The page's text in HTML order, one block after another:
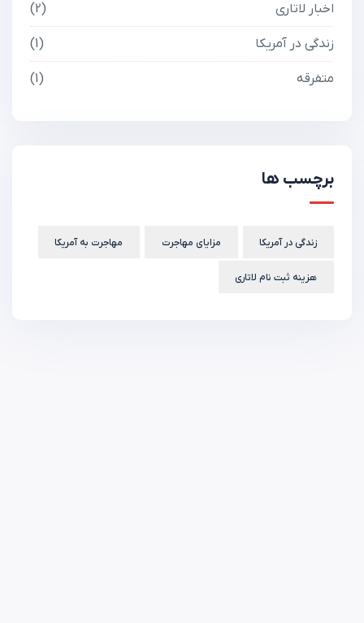
اخبار لاتاری 2
زندگی در آمریکا 1
متفرقه 1
برچسب ها
زندگی در آمریکا مزایای مهاجرت مهاجرت به آمریکا
هزینه ثبت نام لاتاری